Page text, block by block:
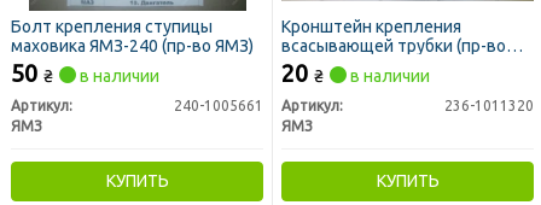
Болт крепления ступицы
маховика ЯМЗ-240 (пр-во ЯМЗ)
50 ₴ в наличии
Артикул:
240-1005661
ЯМЗ
КУПИТЬ
Кронштейн крепления
всасывающей трубки (пр-во
ЯМЗ)
20 ₴ в наличии
Артикул:
236-1011320
ЯМЗ
КУПИТЬ